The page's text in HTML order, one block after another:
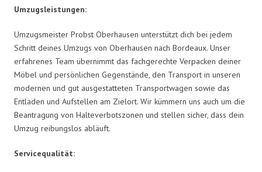
Umzugsleistungen:
Umzugsmeister Probst Oberhausen unterstützt dich bei jedem
Schritt deines Umzugs von Oberhausen nach Bordeaux. Unser
erfahrenes Team übernimmt das fachgerechte Verpacken deiner
Möbel und persönlichen Gegenstände, den Transport in unseren
modernen und gut ausgestatteten Transportwagen sowie das
Entladen und Aufstellen am Zielort. Wir kümmern uns auch um die
Beantragung von Halteverbotszonen und stellen sicher, dass dein
Umzug reibungslos abläuft.
Servicequalität: